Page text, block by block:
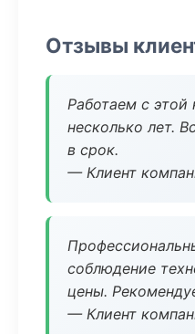
Отзывы
Работаем с
несколько лет.
в срок.
— Клиент
соблюдение
цены.
— Клиент